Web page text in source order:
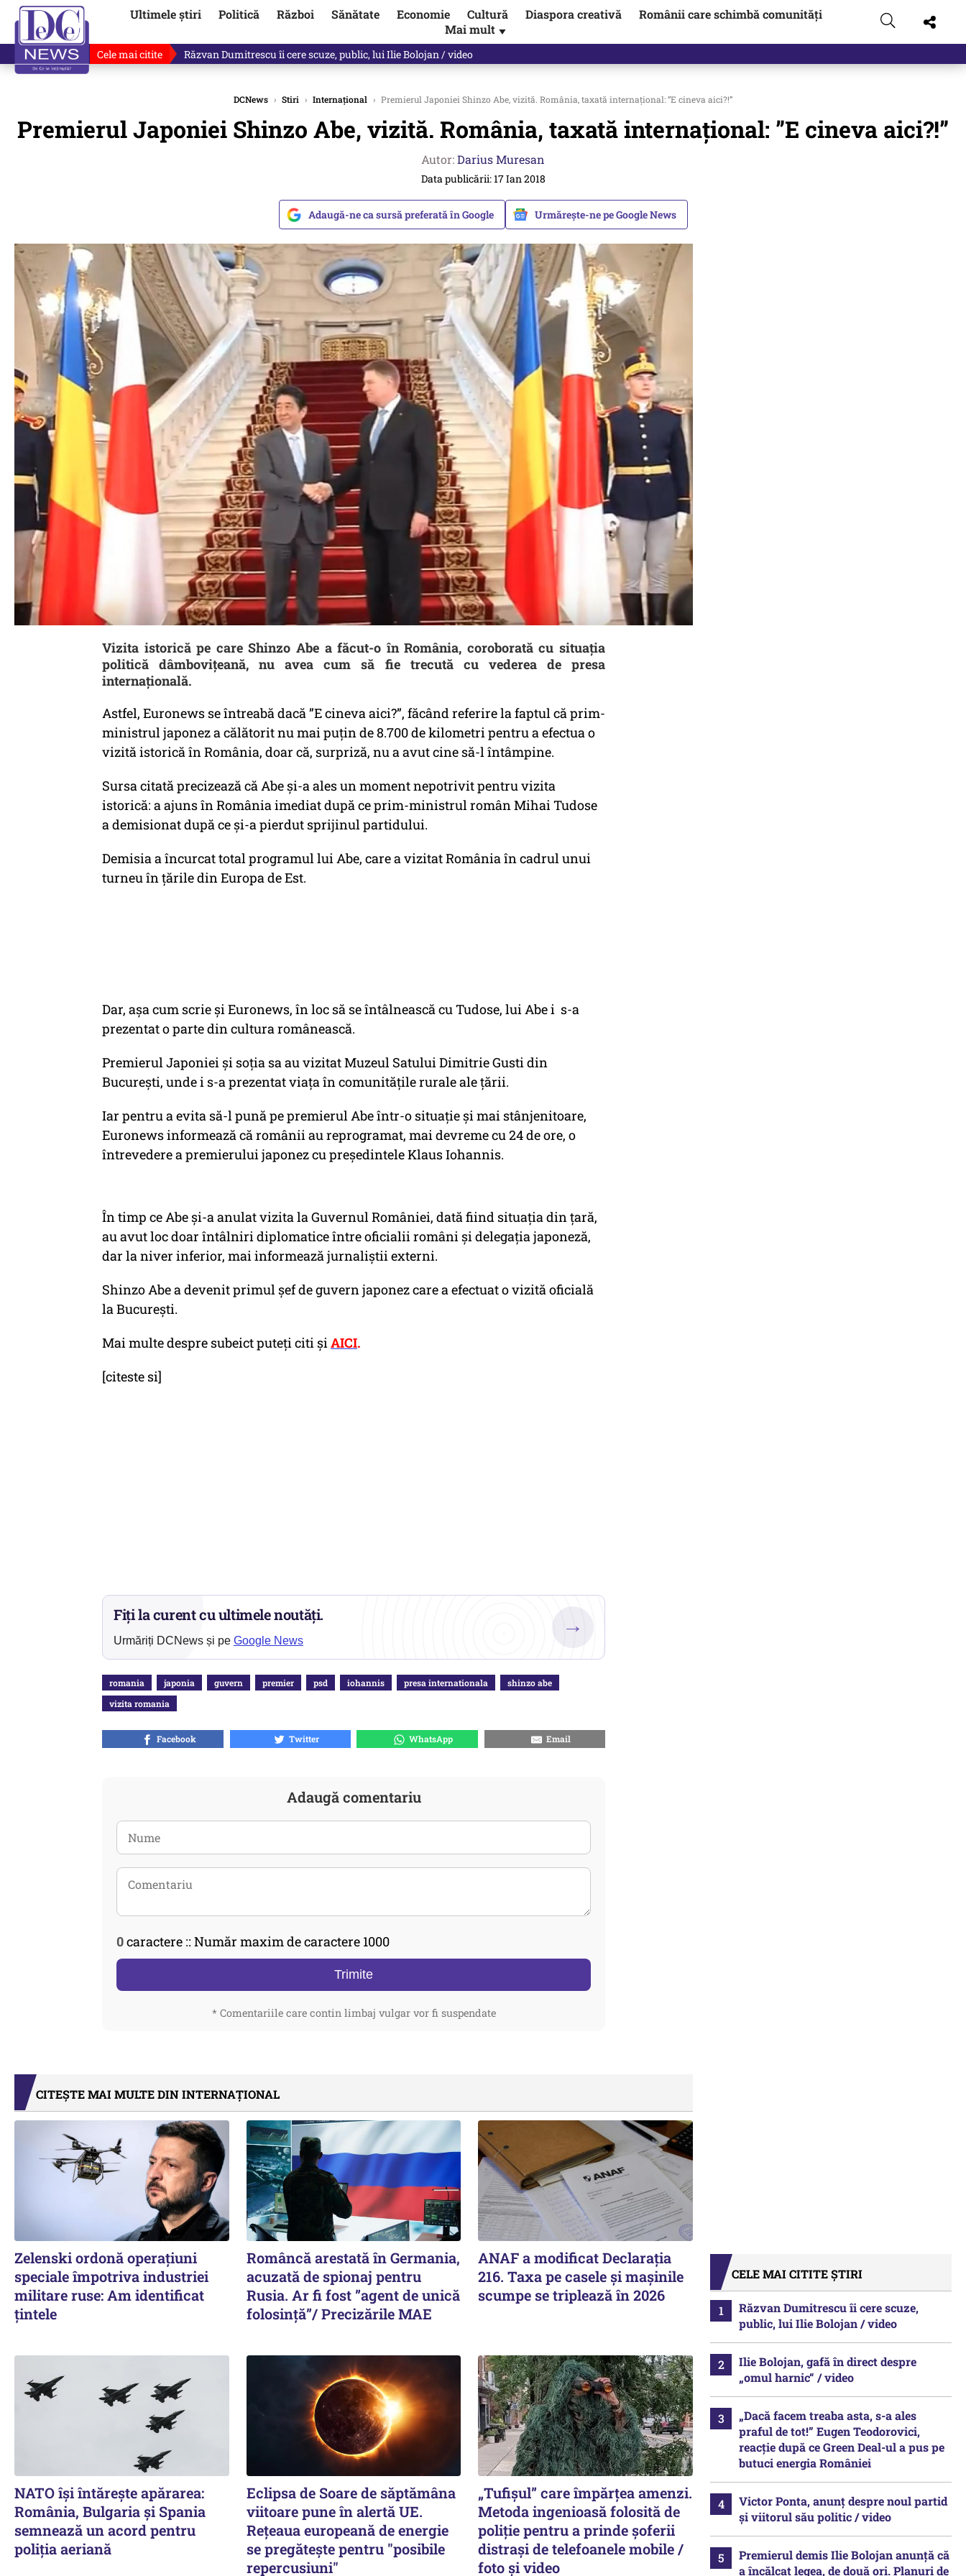
Ultimele știri Politică Război Sănătate Economie Cultură Diaspora creativă
Românii care schimbă comunități
Mai mult ▼
Cele mai citite „Dacă facem treaba asta, s-a ales praful de tot!” Eugen Teodorovici, reacție după ce Green Deal-ul a pus pe…
DCNews › Stiri › Internațional › Premierul Japoniei Shinzo Abe, vizită. România, taxată internațional: ”E cineva aici?!”
Premierul Japoniei Shinzo Abe, vizită. România, taxată internațional: ”E cineva aici?!”
Autor:Darius Muresan
Data publicării: 17 Ian 2018
Adaugă-ne ca sursă preferată în Google Urmărește-ne pe Google News
Vizita istorică pe care Shinzo Abe a făcut-o în România, coroborată cu situația
politică dâmbovițeană, nu avea cum să fie trecută cu vederea de presa
internațională.
Astfel, Euronews se întreabă dacă ”E cineva aici?”, făcând referire la faptul că prim-
ministrul japonez a călătorit nu mai puțin de 8.700 de kilometri pentru a efectua o
vizită istorică în România, doar că, surpriză, nu a avut cine să-l întâmpine.
Sursa citată precizează că Abe și-a ales un moment nepotrivit pentru vizita
istorică: a ajuns în România imediat după ce prim-ministrul român Mihai Tudose
a demisionat după ce și-a pierdut sprijinul partidului.
Demisia a încurcat total programul lui Abe, care a vizitat România în cadrul unui
turneu în țările din Europa de Est.
Dar, așa cum scrie și Euronews, în loc să se întâlnească cu Tudose, lui Abe i s-a
prezentat o parte din cultura românească.
Premierul Japoniei și soția sa au vizitat Muzeul Satului Dimitrie Gusti din
București, unde i s-a prezentat viața în comunitățile rurale ale țării.
Iar pentru a evita să-l pună pe premierul Abe într-o situație și mai stânjenitoare,
Euronews informează că românii au reprogramat, mai devreme cu 24 de ore, o
întrevedere a premierului japonez cu președintele Klaus Iohannis.
În timp ce Abe și-a anulat vizita la Guvernul României, dată fiind situația din țară,
au avut loc doar întâlniri diplomatice între oficialii români și delegația japoneză,
dar la niver inferior, mai informează jurnaliștii externi.
Shinzo Abe a devenit primul șef de guvern japonez care a efectuat o vizită oficială
la București.
Mai multe despre subeict puteți citi șiAICI.
[citeste si]
Fiți la curent cu ultimele noutăți.
Urmăriți DCNews și pe Google News
→
romania japonia guvern premier psd iohannis presa internationala
shinzo abe
vizita romania
Facebook Twitter WhatsApp Email
Adaugă comentariu
0caractere :: Număr maxim de caractere 1000
Trimite
* Comentariile care contin limbaj vulgar vor fi suspendate
CITEȘTE MAI MULTE DIN INTERNAȚIONAL
Zelenski ordonă operațiuni
speciale împotriva industriei
militare ruse: Am identificat
țintele
Româncă arestată în Germania,
acuzată de spionaj pentru
Rusia. Ar fi fost ”agent de unică
folosință”/ Precizările MAE
ANAF a modificat Declarația
216. Taxa pe casele și mașinile
scumpe se triplează în 2026
NATO își întărește apărarea:
România, Bulgaria și Spania
semnează un acord pentru
poliția aeriană
Eclipsa de Soare de săptămâna
viitoare pune în alertă UE.
Rețeaua europeană de energie
se pregătește pentru "posibile
repercusiuni"
„Tufișul” care împărțea amenzi.
Metoda ingenioasă folosită de
poliție pentru a prinde șoferii
distrași de telefoanele mobile /
foto și video
CELE MAI CITITE ȘTIRI
Răzvan Dumitrescu îi cere scuze,
public, lui Ilie Bolojan / video
Ilie Bolojan, gafă în direct despre
„omul harnic“ / video
„Dacă facem treaba asta, s-a ales
praful de tot!” Eugen Teodorovici,
reacție după ce Green Deal-ul a pus pe
butuci energia României
Victor Ponta, anunț despre noul partid
și viitorul său politic / video
Premierul demis Ilie Bolojan anunță că
a încălcat legea, de două ori. Planuri de